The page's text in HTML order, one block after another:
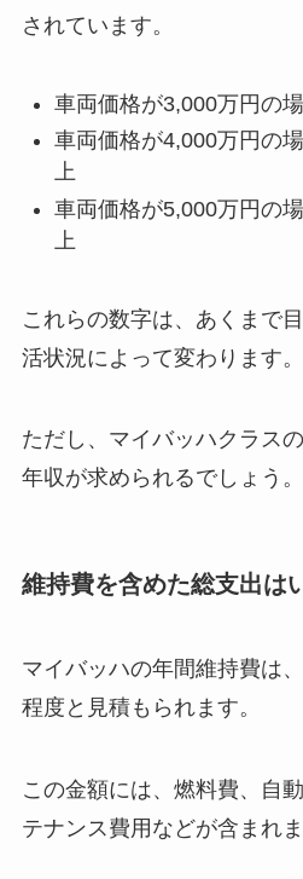
されています。
車両価格が3,000万円の
車両価格が4,000万円の
上
車両価格が5,000万円の
上
これらの数字は、あくまで
活状況によって変わります。
ただし、マイバッハクラス
年収が求められるでしょう。
維持費を含めた総支出は
マイバッハの年間維持費は
程度と見積もられます。
この金額には、燃料費、自
テナンス費用などが含まれま